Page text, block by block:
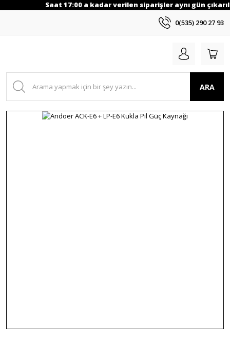
Saat 17:00 a kadar verilen siparişler aynı gün
0(535) 290 27 93
ARA